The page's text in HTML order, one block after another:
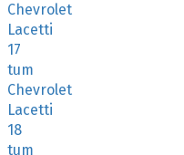
Chevrolet
Lacetti
17
tum
Chevrolet
Lacetti
18
tum